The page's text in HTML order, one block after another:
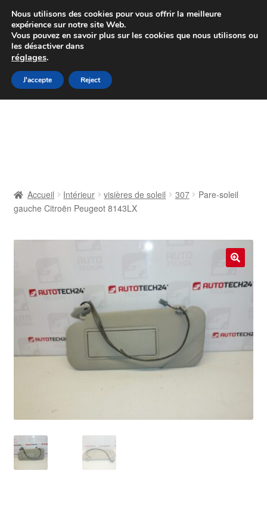
Colissimo livraison à partir de 7 EUR
Du lundi au vendredi de 9 h à 16 h
Aller
à
Aller
au
Contact
Livraison
Paiements
Politique de confidentialité
Procédure de Réclamation
Accueil Intérieur visières de soleil 307
Pare-soleil
gauche Citroën Peugeot 8143LX
Nous utilisons des cookies pour vous offrir la meilleure
expérience sur notre site Web.
Vous pouvez en savoir plus sur les cookies que nous utilisons ou
les désactiver dans
réglages.
J'accepte Reject